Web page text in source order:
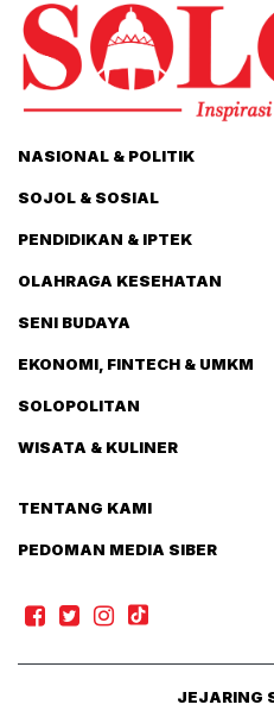
NASIONAL & POLITIK
SOJOL & SOSIAL
PENDIDIKAN & IPTEK
OLAHRAGA KESEHATAN
SENI BUDAYA
EKONOMI, FINTECH & UMKM
SOLOPOLITAN
WISATA & KULINER
TENTANG KAMI
PEDOMAN MEDIA SIBER
JEJARING